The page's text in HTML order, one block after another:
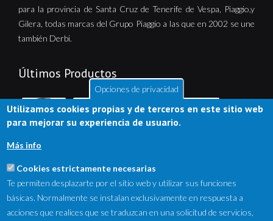
para la provincia de Santa Cruz de Tenerife de Vespa, Piaggio,y
Gilera, todas marcas del Grupo Piaggio a las que en 2002 se une
también Derbi.
Últimos Productos
Opciones de privacidad
Utilizamos cookies propias y de terceros en este sitio web
para mejorar su experiencia de usuario.
Más info
Cookies estrictamente necesarias
Te permiten desplazarte por el sitio web y utilizar sus funciones
básicas. Normalmente se instalan exclusivamente en respuesta a
acciones que realices que se traduzcan en una solicitud de servicios,